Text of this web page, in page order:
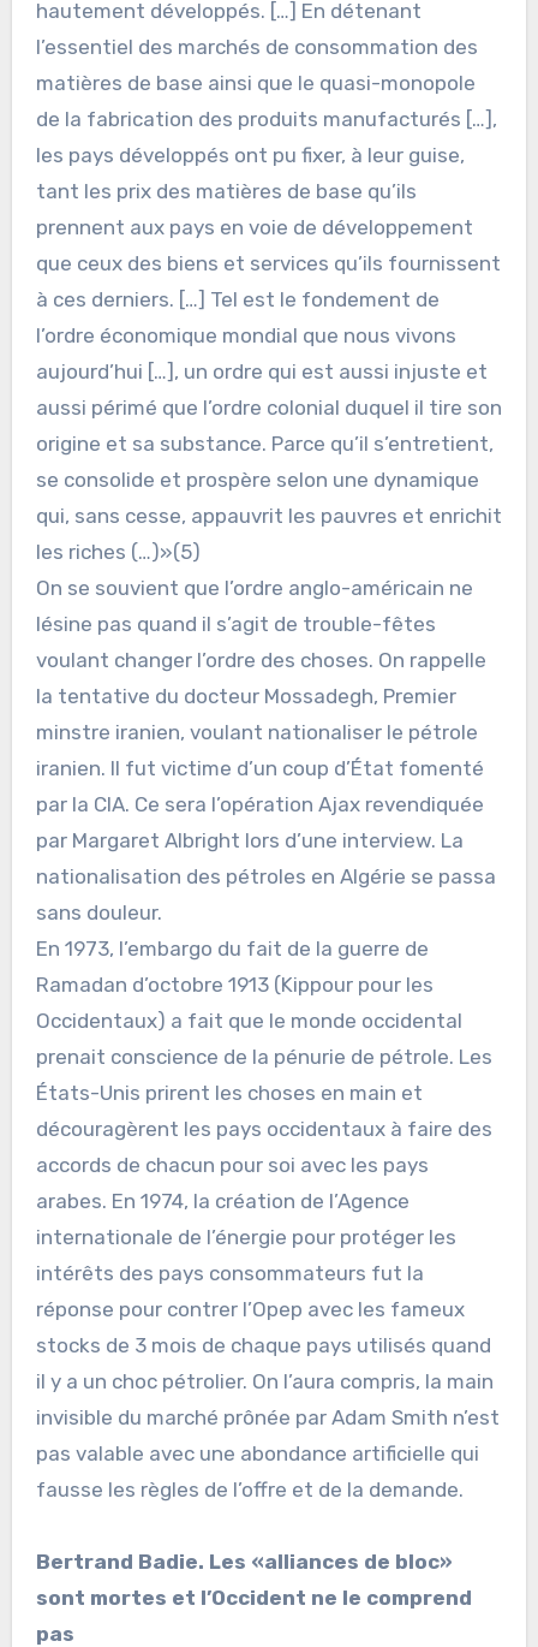
hautement développés. […] En détenant
l’essentiel des marchés de consommation des
matières de base ainsi que le quasi-monopole
de la fabrication des produits manufacturés […],
les pays développés ont pu fixer, à leur guise,
tant les prix des matières de base qu’ils
prennent aux pays en voie de développement
que ceux des biens et services qu’ils fournissent
à ces derniers. […] Tel est le fondement de
l’ordre économique mondial que nous vivons
aujourd’hui […], un ordre qui est aussi injuste et
aussi périmé que l’ordre colonial duquel il tire son
origine et sa substance. Parce qu’il s’entretient,
se consolide et prospère selon une dynamique
qui, sans cesse, appauvrit les pauvres et enrichit
les riches (…)»(5)
On se souvient que l’ordre anglo-américain ne
lésine pas quand il s’agit de trouble-fêtes
voulant changer l’ordre des choses. On rappelle
la tentative du docteur Mossadegh, Premier
minstre iranien, voulant nationaliser le pétrole
iranien. Il fut victime d’un coup d’État fomenté
par la CIA. Ce sera l’opération Ajax revendiquée
par Margaret Albright lors d’une interview. La
nationalisation des pétroles en Algérie se passa
sans douleur.
En 1973, l’embargo du fait de la guerre de
Ramadan d’octobre 1913 (Kippour pour les
Occidentaux) a fait que le monde occidental
prenait conscience de la pénurie de pétrole. Les
États-Unis prirent les choses en main et
découragèrent les pays occidentaux à faire des
accords de chacun pour soi avec les pays
arabes. En 1974, la création de l’Agence
internationale de l’énergie pour protéger les
intérêts des pays consommateurs fut la
réponse pour contrer l’Opep avec les fameux
stocks de 3 mois de chaque pays utilisés quand
il y a un choc pétrolier. On l’aura compris, la main
invisible du marché prônée par Adam Smith n’est
pas valable avec une abondance artificielle qui
fausse les règles de l’offre et de la demande.
Bertrand Badie. Les «alliances de bloc»
sont mortes et l’Occident ne le comprend
pas